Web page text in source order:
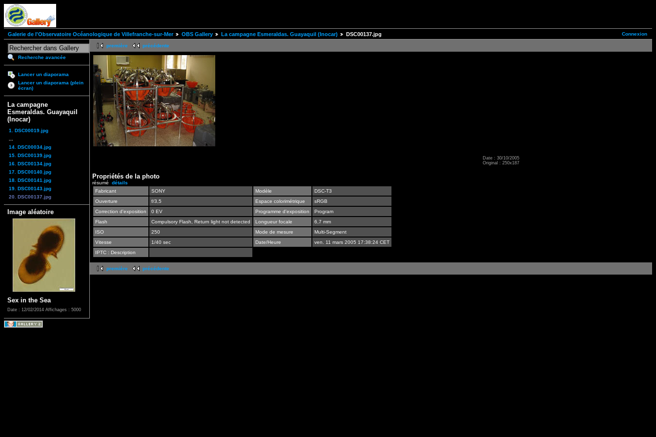
Connexion
Galerie de l'Observatoire Océanologique de Villefranche-sur-Mer OBS Gallery La campagne Esmeraldas. Guayaquil (Inocar) DSC00137.jpg
Recherche avancée
Lancer un diaporama
Lancer un diaporama (plein
écran)
La campagne
Esmeraldas. Guayaquil
(Inocar)
1. DSC00019.jpg
14. DSC00034.jpg
15. DSC00139.jpg
16. DSC00134.jpg
17. DSC00140.jpg
18. DSC00141.jpg
19. DSC00143.jpg
20. DSC00137.jpg
Image aléatoire
Sex in the Sea
Date : 12/02/2014 Affichages : 5000
première précédente
Date : 30/10/2005
Original : 250x187
Propriétés de la photo
résumé détails
Fabricant
SONY Modèle
DSC-T3
Ouverture
f/3,5 Espace colorimétrique
sRGB
Correction d'exposition
0 EV Programme d'exposition
Program
Flash
Compulsory Flash, Return light not detected Longueur focale
6,7 mm
ISO
250 Mode de mesure
Multi-Segment
Vitesse
1/40 sec Date/Heure
ven. 11 mars 2005 17:38:24 CET
IPTC : Description
première précédente